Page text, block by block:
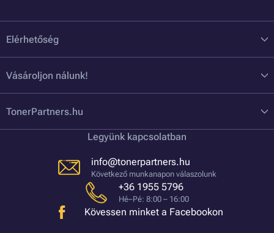
Elérhetőség
Vásároljon nálunk!
TonerPartners.hu
Legyünk kapcsolatban
info@tonerpartners.hu
Következő munkanapon válaszolunk
+36 1955 5796
Hé–Pé: 8:00 – 16:00
Kövessen minket a Facebookon